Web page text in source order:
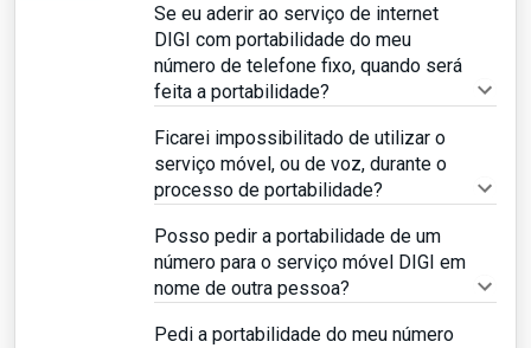
Se eu aderir ao serviço de internet
DIGI com portabilidade do meu
número de telefone fixo, quando será
feita a portabilidade?
Ficarei impossibilitado de utilizar o
serviço móvel, ou de voz, durante o
processo de portabilidade?
Posso pedir a portabilidade de um
número para o serviço móvel DIGI em
nome de outra pessoa?
Pedi a portabilidade do meu número